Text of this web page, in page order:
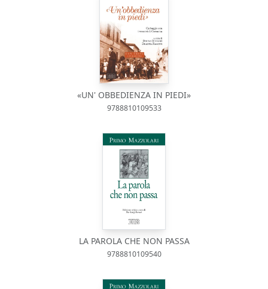
«UN' OBBEDIENZA IN PIEDI»
9788810109533
LA PAROLA CHE NON PASSA
9788810109540